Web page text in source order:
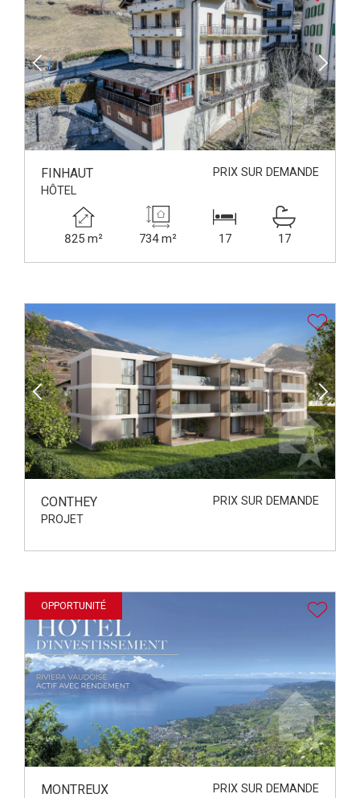
FINHAUT
PRIX SUR DEMANDE
HÔTEL
825 m² 734 m² 17 17
CONTHEY
PRIX SUR DEMANDE
PROJET
OPPORTUNITÉ
MONTREUX
PRIX SUR DEMANDE